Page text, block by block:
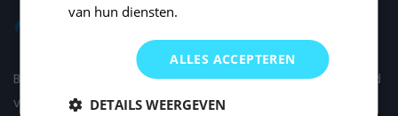
Bij Small Repair Systems begrijpen we dat autoschade altijd
vervelend is en daarom proberen wij om de schade voor u
van hun diensten.
ALLES ACCEPTEREN
DETAILS WEERGEVEN